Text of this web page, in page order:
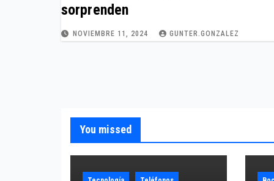
sorprenden
NOVIEMBRE 11, 2024 GUNTER.GONZALEZ
You missed